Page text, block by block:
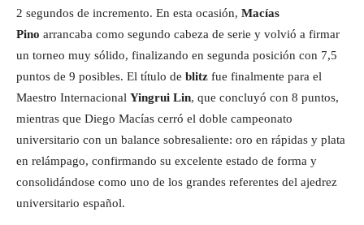
2 segundos de incremento. En esta ocasión, Macías
Pino arrancaba como segundo cabeza de serie y volvió a firmar
un torneo muy sólido, finalizando en segunda posición con 7,5
puntos de 9 posibles. El título de blitz fue finalmente para el
Maestro Internacional Yingrui Lin, que concluyó con 8 puntos,
mientras que Diego Macías cerró el doble campeonato
universitario con un balance sobresaliente: oro en rápidas y plata
en relámpago, confirmando su excelente estado de forma y
consolidándose como uno de los grandes referentes del ajedrez
universitario español.